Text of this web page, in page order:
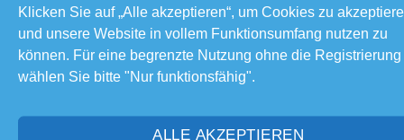
Klicken Sie auf „Alle akzeptieren“, um Cookies zu
und unsere Website in vollem Funktionsumfang nutzen zu
können. Für eine begrenzte Nutzung ohne die Registrierung
wählen Sie bitte "Nur funktionsfähig".
ALLE AKZEPTIEREN
Teilen:
Forum Information